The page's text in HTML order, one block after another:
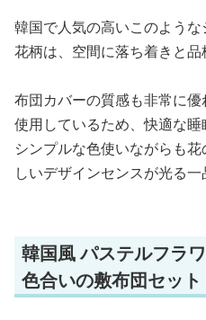
韓国で人気の高いこのよう
花柄は、空間に落ち着きと品
布団カバーの質感も非常に
使用しているため、快適な睡
シンプルな色使いながらも
しいデザインセンスが光る一
韓国風 パステルフラ
色合いの敷布団セット